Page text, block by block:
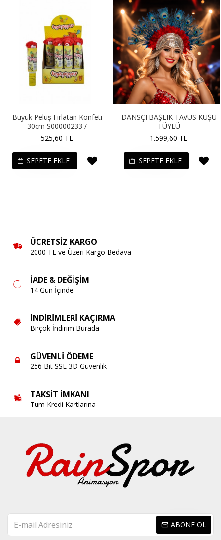
DANSÇI BAŞLIK TAVUS KUŞU
TÜYLÜ
1.599,60 TL
SEPETE EKLE
DİLEK FENERİ
300,00 TL
SEPETE EKLE
ÜCRETSIZ KARGO
2000 TL ve Üzeri Kargo Bedava
İADE & DEĞIŞIM
14 Gün İçinde
İNDIRIMLERI KAÇIRMA
Birçok İndirim Burada
GÜVENLI ÖDEME
256 Bit SSL 3D Güvenlik
TAKSIT İMKANI
Tüm Kredi Kartlarına
ABONE OL